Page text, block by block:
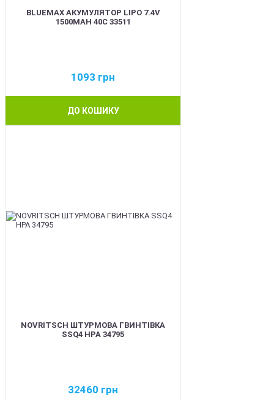
BLUEMAX АКУМУЛЯТОР LIPO 7.4V
1500MAH 40C 33511
1093 грн
ДО КОШИКУ
NOVRITSCH ШТУРМОВА ГВИНТІВКА
SSQ4 HPA 34795
32460 грн